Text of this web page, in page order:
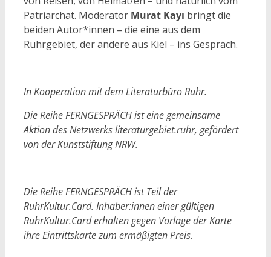
Patriarchat. Moderator Murat Kayı bringt die
beiden Autor*innen – die eine aus dem
Ruhrgebiet, der andere aus Kiel – ins Gespräch.
In Kooperation mit dem Literaturbüro Ruhr.
Die Reihe FERNGESPRÄCH ist eine gemeinsame
Aktion des Netzwerks literaturgebiet.ruhr, gefördert
von der Kunststiftung NRW.
Die Reihe FERNGESPRÄCH ist Teil der
RuhrKultur.Card. Inhaber:innen einer gültigen
RuhrKultur.Card erhalten gegen Vorlage der Karte
ihre Eintrittskarte zum ermäßigten Preis.